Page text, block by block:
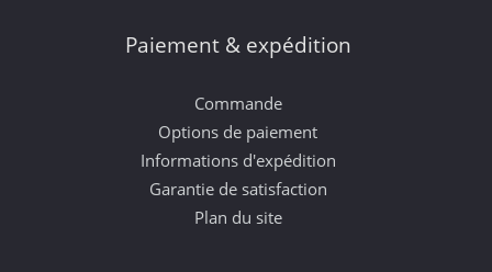
Paiement & expédition
Commande
Options de paiement
Informations d'expédition
Garantie de satisfaction
Plan du site